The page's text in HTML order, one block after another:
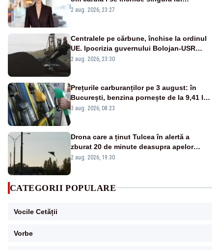
portiță?”
2 aug. 2026, 23:27
Centralele pe cărbune, închise la ordinul
UE. Ipocrizia guvernului Bolojan-USR
după starea de alertă
2 aug. 2026, 23:30
Prețurile carburanților pe 3 august: în
București, benzina pornește de la 9,41 lei,
iar motorina de la 10,57 lei pe litru
3 aug. 2026, 08:23
Drona care a ținut Tulcea în alertă a
zburat 20 de minute deasupra apelor
României. Au fost ridicate două F-16
2 aug. 2026, 19:30
CATEGORII POPULARE
Vocile Cetății
Vorbe